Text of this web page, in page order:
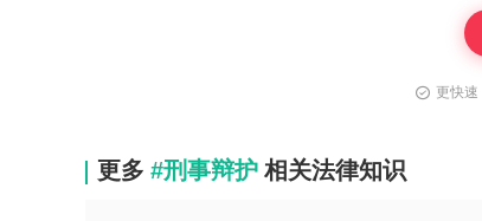
更快速
更多 #刑事辩护 相关法律知识